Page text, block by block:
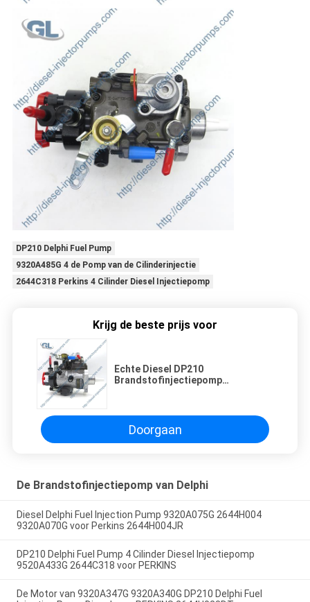
DP210 Delphi Fuel Pump
9320A485G 4 de Pomp van de Cilinderinjectie
2644C318 Perkins 4 Cilinder Diesel Injectiepomp
Krijg de beste prijs voor
Echte Diesel DP210
Brandstofinjectiepomp
320/06754 320/06602
Doorgaan
De Brandstofinjectiepomp van Delphi
Diesel Delphi Fuel Injection Pump 9320A075G 2644H004
9320A070G voor Perkins 2644H004JR
DP210 Delphi Fuel Pump 4 Cilinder Diesel Injectiepomp
9520A433G 2644C318 voor PERKINS
De Motor van 9320A347G 9320A340G DP210 Delphi Fuel